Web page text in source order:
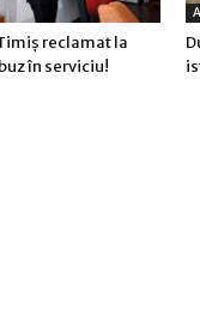
reclamat la
în serviciu!